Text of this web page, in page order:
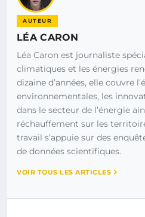
AUTEUR
LÉA CARON
Léa Caron est journaliste
climatiques et les énergies
dizaine d’années, elle couvre
environnementales, les
dans le secteur de l’énergie
réchauffement sur les
travail s’appuie sur des
de données scientifiques.
VOIR TOUS LES ARTICLES